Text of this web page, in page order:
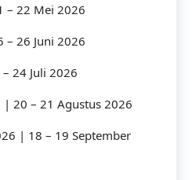
– 22 Mei 2026
– 26 Juni 2026
24 Juli 2026
20 – 21 Agustus 2026
| 18 – 19 September